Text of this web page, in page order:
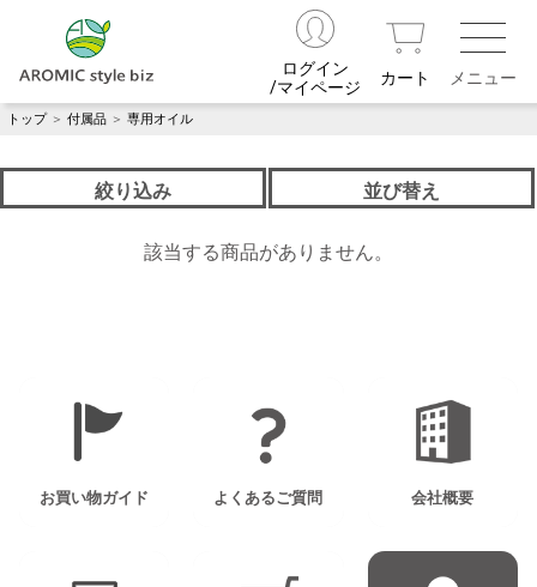
ログイン
/マイページ
カート
トップ ＞ 付属品 ＞ 専用オイル
絞り込み 並び替え
該当する商品がありません。
お買い物ガイド よくあるご質問 会社概要